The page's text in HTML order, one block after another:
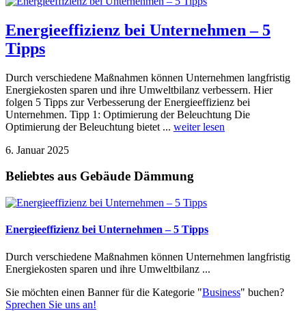
Energieeffizienz bei Unternehmen – 5
Tipps
Durch verschiedene Maßnahmen können Unternehmen langfristig
Energiekosten sparen und ihre Umweltbilanz verbessern. Hier
folgen 5 Tipps zur Verbesserung der Energieeffizienz bei
Unternehmen. Tipp 1: Optimierung der Beleuchtung Die
Optimierung der Beleuchtung bietet ... weiter lesen
6. Januar 2025
Beliebtes aus Gebäude Dämmung
Energieeffizienz bei Unternehmen – 5 Tipps
Durch verschiedene Maßnahmen können Unternehmen langfristig
Energiekosten sparen und ihre Umweltbilanz ...
Sie möchten einen Banner für die Kategorie "Business" buchen?
Sprechen Sie uns an!